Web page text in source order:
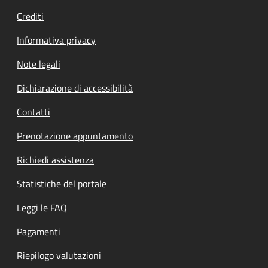
Crediti
Informativa privacy
Note legali
Dichiarazione di accessibilità
Contatti
Prenotazione appuntamento
Richiedi assistenza
Statistiche del portale
Leggi le FAQ
Pagamenti
Riepilogo valutazioni